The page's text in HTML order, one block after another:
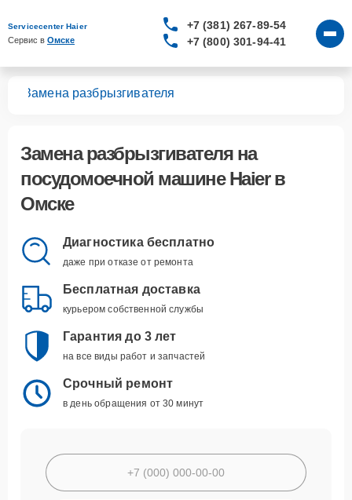
Servicecenter Haier
Сервис в Омске
+7 (381) 267-89-54
+7 (800) 301-94-41
Замена разбрызгивателя
Замена разбрызгивателяна
посудомоечной машине Haier в
Омске
Диагностика бесплатно
даже при отказе от ремонта
Бесплатная доставка
курьером собственной службы
Гарантия до 3 лет
на все виды работ и запчастей
Срочный ремонт
в день обращения от 30 минут